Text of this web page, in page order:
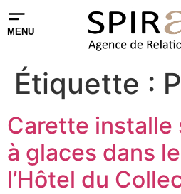
MENU
Étiquette :
Carette installe
à glaces dans
l’Hôtel du